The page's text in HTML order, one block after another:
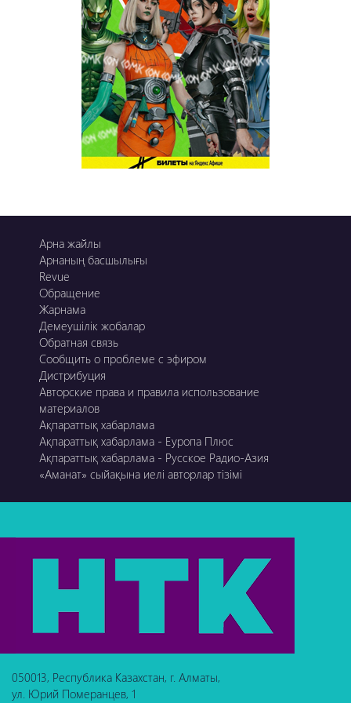
Арна жайлы
Арнаның басшылығы
Revue
Обращение
Жарнама
Демеушілік жобалар
Обратная связь
Сообщить о проблеме с эфиром
Дистрибуция
Авторские права и правила использование
материалов
Ақпараттық хабарлама
Ақпараттық хабарлама - Еуропа Плюс
Ақпараттық хабарлама - Русское Радио-Азия
«Аманат» сыйақына иелі авторлар тізімі
050013, Республика Казахстан, г. Алматы,
ул. Юрий Померанцев, 1